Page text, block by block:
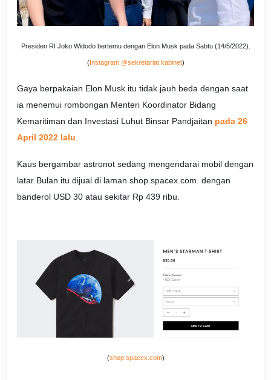
Presiden RI Joko Widodo bertemu dengan Elon Musk pada Sabtu (14/5/2022).
(Instagram @sekretariat kabinet)
Gaya berpakaian Elon Musk itu tidak jauh beda dengan saat
ia menemui rombongan Menteri Koordinator Bidang
Kemaritiman dan Investasi Luhut Binsar Pandjaitan pada 26
April 2022 lalu
Kaus bergambar astronot sedang mengendarai mobil dengan
latar Bulan itu dijual di laman shop.spacex.com. dengan
banderol USD 30 atau sekitar Rp 439 ribu.
(shop.spacex.com)